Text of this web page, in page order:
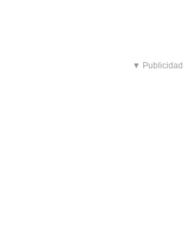
▼ Publicidad